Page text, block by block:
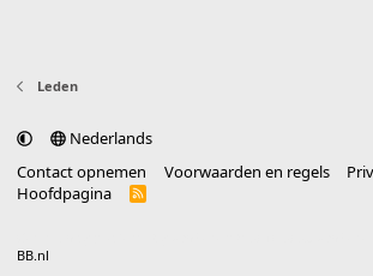
Leden
Nederlands
Contact opnemen
Voorwaarden en regels
Hoofdpagina
R
BB.nl